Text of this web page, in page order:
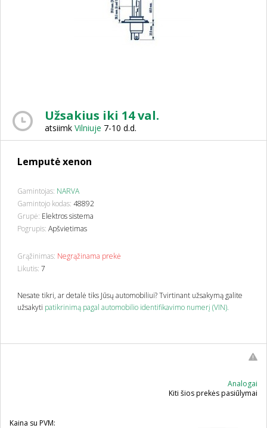
Užsakius iki 14 val.
atsiimk Vilniuje 7-10 d.d.
Lemputė xenon
Gamintojas: NARVA
Gamintojo kodas: 48892
Grupė: Elektros sistema
Pogrupis: Apšvietimas
Grąžinimas: Negrąžinama prekė
Likutis: 7
Nesate tikri, ar detalė tiks Jūsų automobiliui? Tvirtinant užsakymą galite
užsakyti patikrinimą pagal automobilio identifikavimo numerį (VIN).
Analogai
Kiti šios prekės pasiūlymai
Kaina su PVM: